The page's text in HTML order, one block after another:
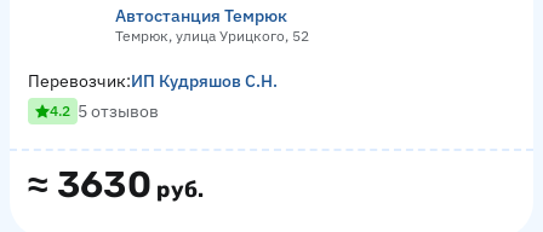
Автостанция Темрюк
Темрюк, улица Урицкого, 52
≈ 3630 руб.
Перевозчик:ИП Кудряшов С.Н.
4.2 5 отзывов